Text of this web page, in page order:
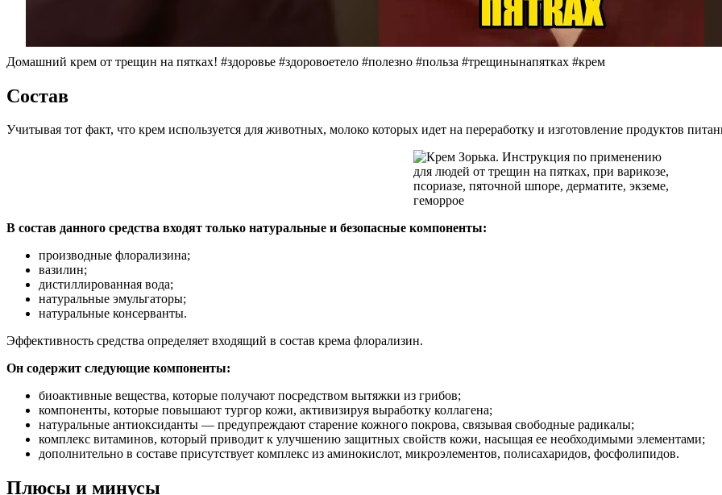
Домашний крем от трещин на пятках! #здоровье #здоровоетело #полезно #польза #трещинынапятках #крем
Состав
Учитывая тот факт, что крем используется для животных, молоко которых идет на переработку и изготовление продуктов
В состав данного средства входят только натуральные и безопасные компоненты:
производные флорализина;
вазилин;
дистиллированная вода;
натуральные эмульгаторы;
натуральные консерванты.
Эффективность средства определяет входящий в состав крема флорализин.
Он содержит следующие компоненты:
биоактивные вещества, которые получают посредством вытяжки из грибов;
компоненты, которые повышают тургор кожи, активизируя выработку коллагена;
натуральные антиоксиданты — предупреждают старение кожного покрова, связывая свободные радикалы;
комплекс витаминов, который приводит к улучшению защитных свойств кожи, насыщая ее необходимыми элементами;
дополнительно в составе присутствует комплекс из аминокислот, микроэлементов, полисахаридов, фосфолипидов.
Плюсы и минусы